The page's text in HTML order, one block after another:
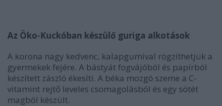
Az Öko-Kuckóban készülő guriga alkotások
A korona nagy kedvenc, kalapgumival rögzíthetjük a
gyermekek fejére. A bástyát fogvájóból és papírból
készített zászló ékesíti. A béka mozgó szeme a C-
vitamint rejtő leveles csomagolásból és egy sötét
magból készült.